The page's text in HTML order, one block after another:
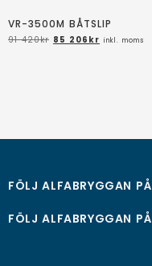
VR-3500M BÅTSLIP
91 420kr 85 206 kr inkl. moms
FÖLJ ALFABRYGGAN PÅ
FÖLJ ALFABRYGGAN PÅ